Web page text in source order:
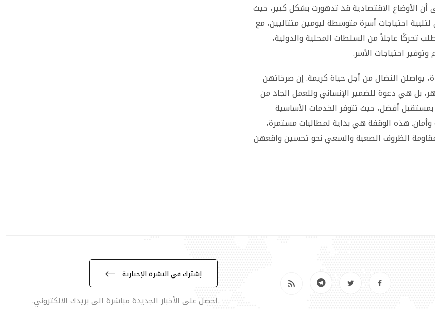
أن الأوضاع الاقتصادية قد تدهورت بشكل كبير، حيث
احتياجات أسرة متوسطة ليومين متتاليين، مع
تحركًا عاجلاً من السلطات المحلية والدولية،
احتياجات الأسر.
يواصلن النضال من أجل حياة كريمة. إن صرخاتهن
بل هي دعوة للضمير الإنساني وللعمل الجاد من
بمستقبل أفضل، حيث تتوفر الخدمات الأساسية
هذه الوقفة هي بداية لمطالبات مستمرة،
الظروف الصعبة والسعي نحو تحسين واقعهن
إشترك في النشرة الإخبارية
احصل على الأخبار الجديدة مباشرة الى بريدك الالكتروني.